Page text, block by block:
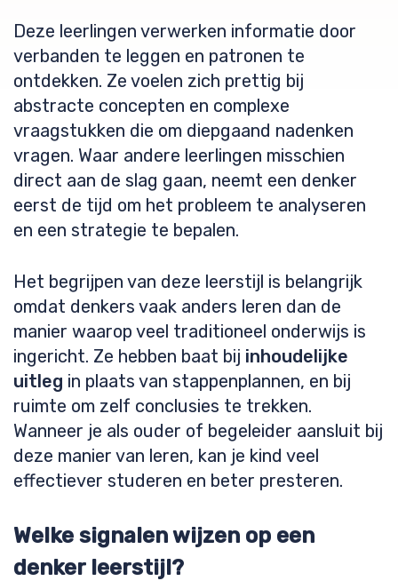
Deze leerlingen verwerken informatie door
verbanden te leggen en patronen te
ontdekken. Ze voelen zich prettig bij
abstracte concepten en complexe
vraagstukken die om diepgaand nadenken
vragen. Waar andere leerlingen misschien
direct aan de slag gaan, neemt een denker
eerst de tijd om het probleem te analyseren
en een strategie te bepalen.
Het begrijpen van deze leerstijl is belangrijk
omdat denkers vaak anders leren dan de
manier waarop veel traditioneel onderwijs is
ingericht. Ze hebben baat bij inhoudelijke
uitleg in plaats van stappenplannen, en bij
ruimte om zelf conclusies te trekken.
Wanneer je als ouder of begeleider aansluit bij
deze manier van leren, kan je kind veel
effectiever studeren en beter presteren.
Welke signalen wijzen op een
denker leerstijl?